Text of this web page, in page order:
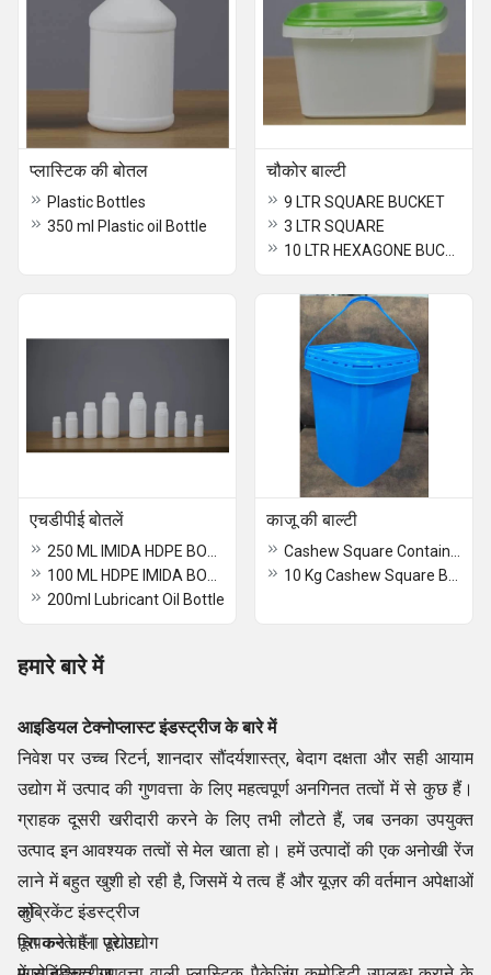
प्लास्टिक की बोतल
Plastic Bottles
350 ml Plastic oil Bottle
चौकोर बाल्टी
9 LTR SQUARE BUCKET
3 LTR SQUARE
एचडीपीई बोतलें
200ml Lubricant Oil Bottle
काजू की बाल्टी
हमारे बारे में
आइडियल टेक्नोप्लास्ट इंडस्ट्रीज के बारे में
निवेश पर उच्च रिटर्न, शानदार सौंदर्यशास्त्र, बेदाग दक्षता और सही आयाम
उद्योग में उत्पाद की गुणवत्ता के लिए महत्वपूर्ण अनगिनत तत्वों में से कुछ हैं।
ग्राहक दूसरी खरीदारी करने के लिए तभी लौटते हैं, जब उनका उपयुक्त
उत्पाद इन आवश्यक तत्वों से मेल खाता हो। हमें उत्पादों की एक अनोखी रेंज
लाने में बहुत खुशी हो रही है, जिसमें ये तत्व हैं और यूज़र की वर्तमान अपेक्षाओं
को
पूरा करते हैं। पूरे उद्योग
लुब्रिकेंट इंडस्ट्रीज
चिपकने वाला उद्योग